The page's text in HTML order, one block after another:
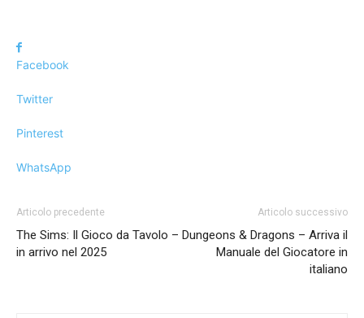
Facebook
Twitter
Pinterest
WhatsApp
Articolo precedente
The Sims: Il Gioco da Tavolo –
in arrivo nel 2025
Articolo successivo
Dungeons & Dragons – Arriva il
Manuale del Giocatore in
italiano